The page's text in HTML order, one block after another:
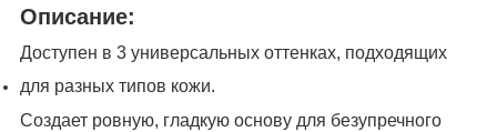
Описание:
Доступен в 3 универсальных оттенках, подходящих
для разных типов кожи.
Создает ровную, гладкую основу для безупречного